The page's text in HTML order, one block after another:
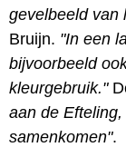
gevelbeeld van
Bruijn. "In een
bijvoorbeeld
kleurgebruik."
aan de
samenkomen".